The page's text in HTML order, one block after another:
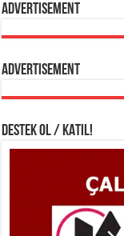
Advertisement
Advertisement
DESTEK OL / KATIL!